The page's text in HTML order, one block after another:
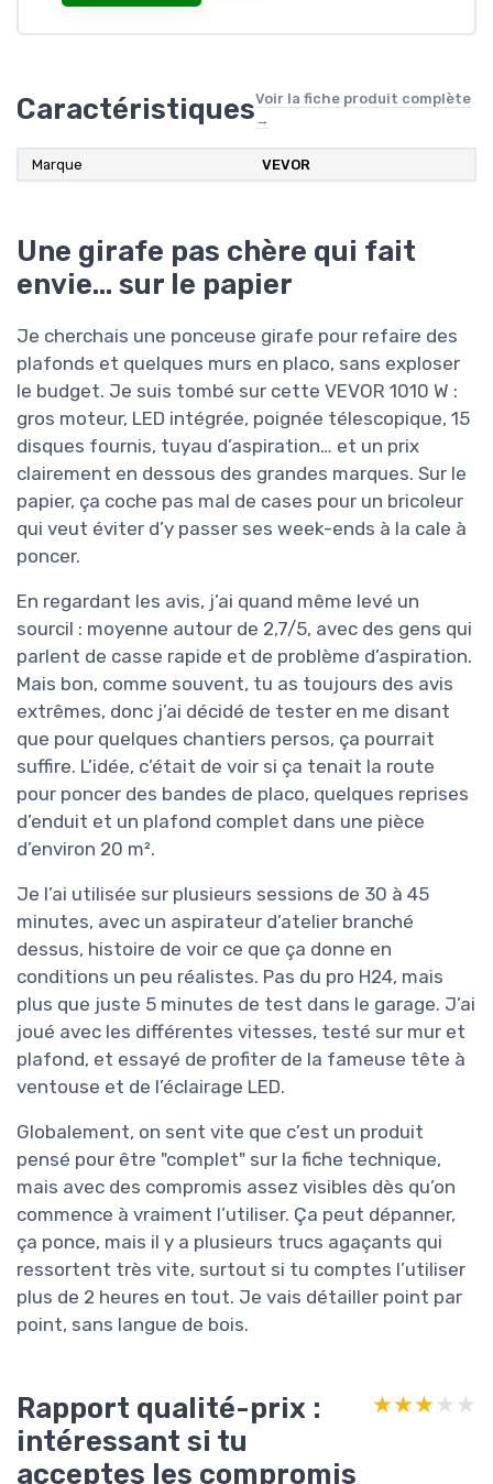
CaractéristiquesVoir la fiche produit complète
→
Marque VEVOR
Une girafe pas chère qui fait
envie… sur le papier
Je cherchais une ponceuse girafe pour refaire des
plafonds et quelques murs en placo, sans exploser
le budget. Je suis tombé sur cette VEVOR 1010 W :
gros moteur, LED intégrée, poignée télescopique, 15
disques fournis, tuyau d’aspiration… et un prix
clairement en dessous des grandes marques. Sur le
papier, ça coche pas mal de cases pour un bricoleur
qui veut éviter d’y passer ses week-ends à la cale à
poncer.
En regardant les avis, j’ai quand même levé un
sourcil : moyenne autour de 2,7/5, avec des gens qui
parlent de casse rapide et de problème d’aspiration.
Mais bon, comme souvent, tu as toujours des avis
extrêmes, donc j’ai décidé de tester en me disant
que pour quelques chantiers persos, ça pourrait
suffire. L’idée, c’était de voir si ça tenait la route
pour poncer des bandes de placo, quelques reprises
d’enduit et un plafond complet dans une pièce
d’environ 20 m².
Je l’ai utilisée sur plusieurs sessions de 30 à 45
minutes, avec un aspirateur d’atelier branché
dessus, histoire de voir ce que ça donne en
conditions un peu réalistes. Pas du pro H24, mais
plus que juste 5 minutes de test dans le garage. J’ai
joué avec les différentes vitesses, testé sur mur et
plafond, et essayé de profiter de la fameuse tête à
ventouse et de l’éclairage LED.
Globalement, on sent vite que c’est un produit
pensé pour être "complet" sur la fiche technique,
mais avec des compromis assez visibles dès qu’on
commence à vraiment l’utiliser. Ça peut dépanner,
ça ponce, mais il y a plusieurs trucs agaçants qui
ressortent très vite, surtout si tu comptes l’utiliser
plus de 2 heures en tout. Je vais détailler point par
point, sans langue de bois.
Rapport qualité-prix :
intéressant si tu
acceptes les compromis
★★★★★
★★★★★